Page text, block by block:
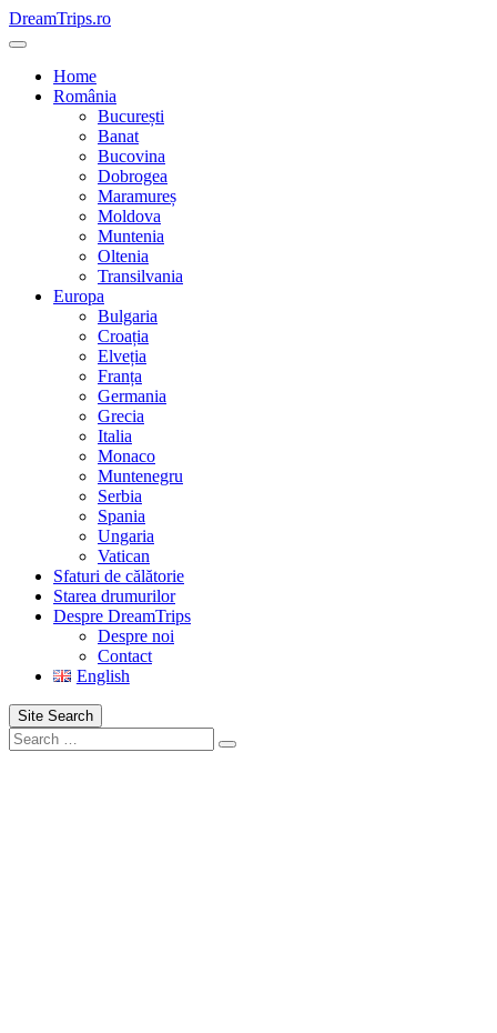
Skip
to
DreamTrips.ro
Home
România
București
Banat
Bucovina
Dobrogea
Maramureș
Moldova
Muntenia
Oltenia
Transilvania
Europa
Bulgaria
Croația
Elveția
Franța
Germania
Grecia
Italia
Monaco
Muntenegru
Serbia
Spania
Ungaria
Vatican
Sfaturi de călătorie
Starea drumurilor
Despre DreamTrips
Despre noi
Contact
English
Site Search
Search